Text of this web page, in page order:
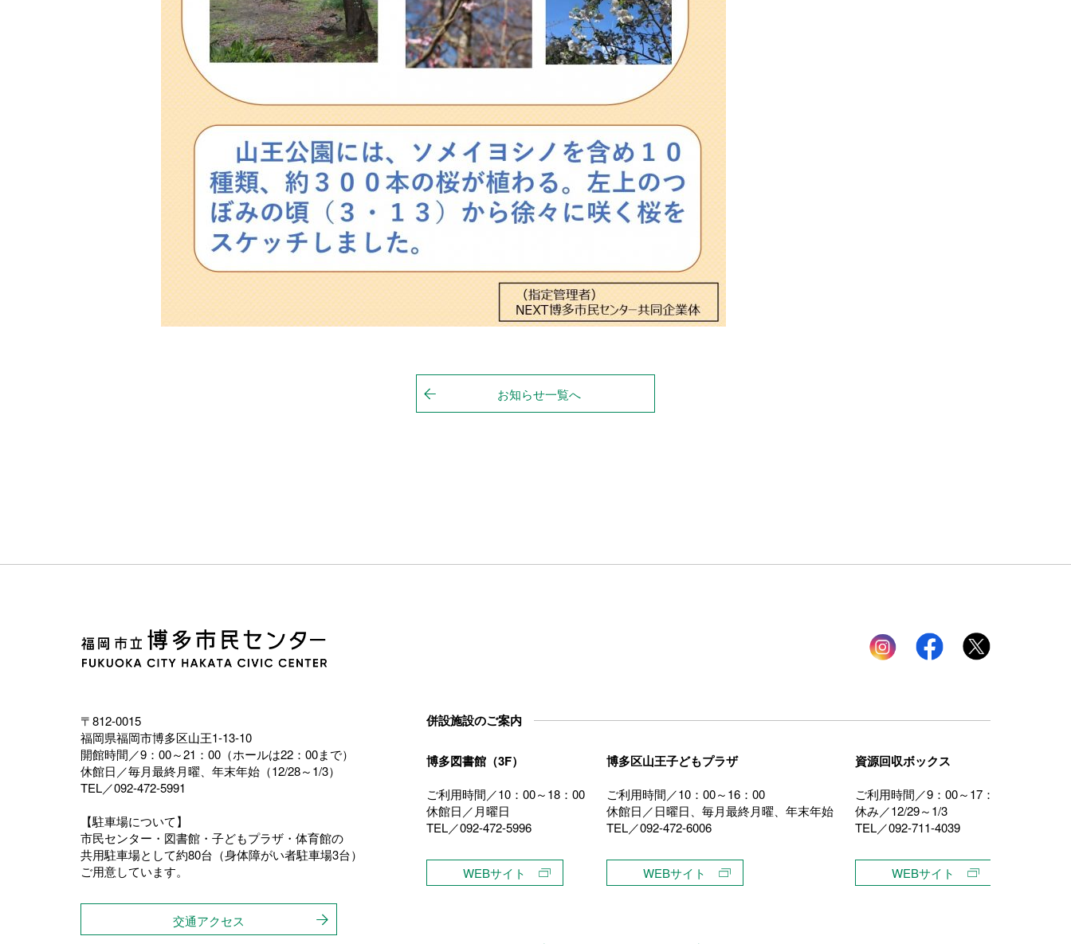
お知らせ一覧へ
Instagram facebook
〒812-0015
福岡県福岡市博多区山王1-13-10
開館時間／9：00～21：00（ホールは22：00まで）
休館日／毎月最終月曜、年末年始（12/28～1/3）
TEL／092-472-5991
【駐車場について】
市民センター・図書館・子どもプラザ・体育館の
共用駐車場として約80台（身体障がい者駐車場3台）
ご用意しています。
交通アクセス
併設施設のご案内
博多図書館（3F）
ご利用時間／10：00～18：00
休館日／月曜日
TEL／092-472-5996
WEBサイト
博多区山王子どもプラザ
ご利用時間／10：00～16：00
休館日／日曜日、毎月最終月曜、年末年始
TEL／092-472-6006
WEBサイト
資源回収ボックス
ご利用時間／9：00～17：00
休み／12/29～1/3
TEL／092-711-4039
WEBサイト